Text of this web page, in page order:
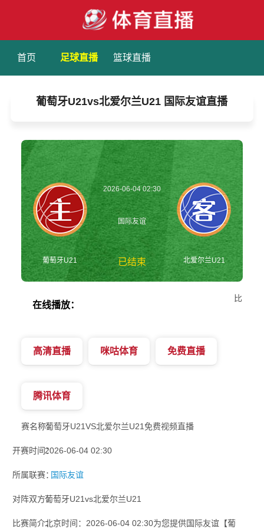
首页 足球直播 篮球直播
葡萄牙U21vs北爱尔兰U21 国际友谊直播
葡萄牙U21
2026-06-04 02:30
国际友谊
已结束 北爱尔兰U21
在线播放：
高清直播 咪咕体育 免费直播
腾讯体育
比
赛名称：葡萄牙U21VS北爱尔兰U21免费视频直播
开赛时间：2026-06-04 02:30
所属联赛：国际友谊
对阵双方：葡萄牙U21vs北爱尔兰U21
比赛简介：北京时间：2026-06-04 02:30为您提供国际友谊【葡